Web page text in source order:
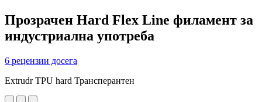
Прозрачен Hard Flex Line филамент за
индустриална употреба
6 рецензии досега
Extrudr TPU hard Трансперантен